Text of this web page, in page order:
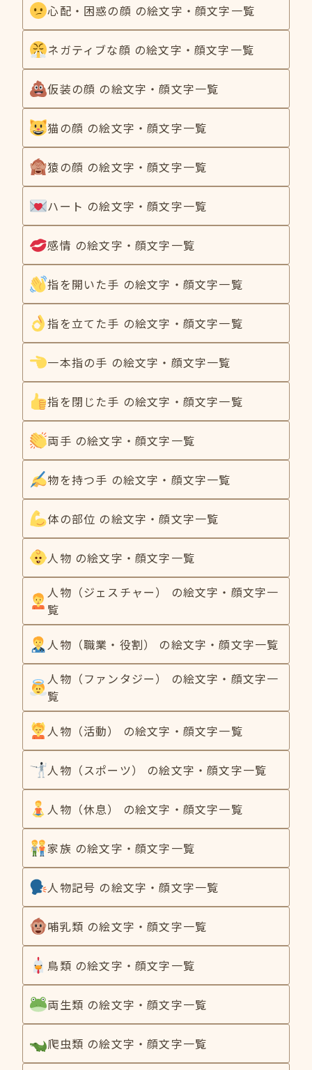
心配・困惑の顔 の絵文字・顔文字一覧
ネガティブな顔 の絵文字・顔文字一覧
仮装の顔 の絵文字・顔文字一覧
猫の顔 の絵文字・顔文字一覧
猿の顔 の絵文字・顔文字一覧
ハート の絵文字・顔文字一覧
感情 の絵文字・顔文字一覧
指を開いた手 の絵文字・顔文字一覧
指を立てた手 の絵文字・顔文字一覧
一本指の手 の絵文字・顔文字一覧
指を閉じた手 の絵文字・顔文字一覧
両手 の絵文字・顔文字一覧
物を持つ手 の絵文字・顔文字一覧
体の部位 の絵文字・顔文字一覧
人物 の絵文字・顔文字一覧
人物（ジェスチャー） の絵文字・顔文字一
覧
人物（職業・役割） の絵文字・顔文字一覧
人物（ファンタジー） の絵文字・顔文字一
覧
人物（活動） の絵文字・顔文字一覧
人物（スポーツ） の絵文字・顔文字一覧
人物（休息） の絵文字・顔文字一覧
家族 の絵文字・顔文字一覧
人物記号 の絵文字・顔文字一覧
哺乳類 の絵文字・顔文字一覧
鳥類 の絵文字・顔文字一覧
両生類 の絵文字・顔文字一覧
爬虫類 の絵文字・顔文字一覧